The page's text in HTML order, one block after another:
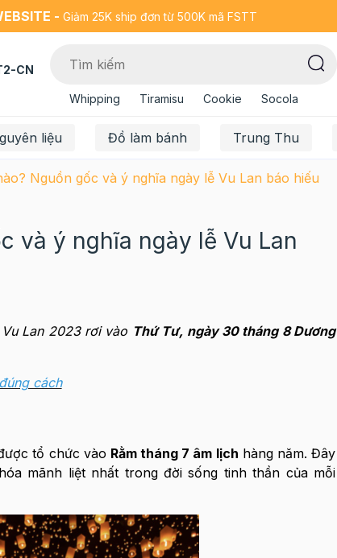
- Giảm 25K ship đơn từ 500K mã FSTT
CN
Whipping Tiramisu Cookie Socola
liệu Đồ làm bánh Trung Thu
Nguồn gốc và ý nghĩa ngày lễ Vu Lan báo hiếu
và ý nghĩa ngày lễ Vu Lan
Lan 2023 rơi vào Thứ Tư, ngày 30 tháng 8 Dương
cách
tổ chức vào Rằm tháng 7 âm lịch hàng năm. Đây
mãnh liệt nhất trong đời sống tinh thần của mỗi